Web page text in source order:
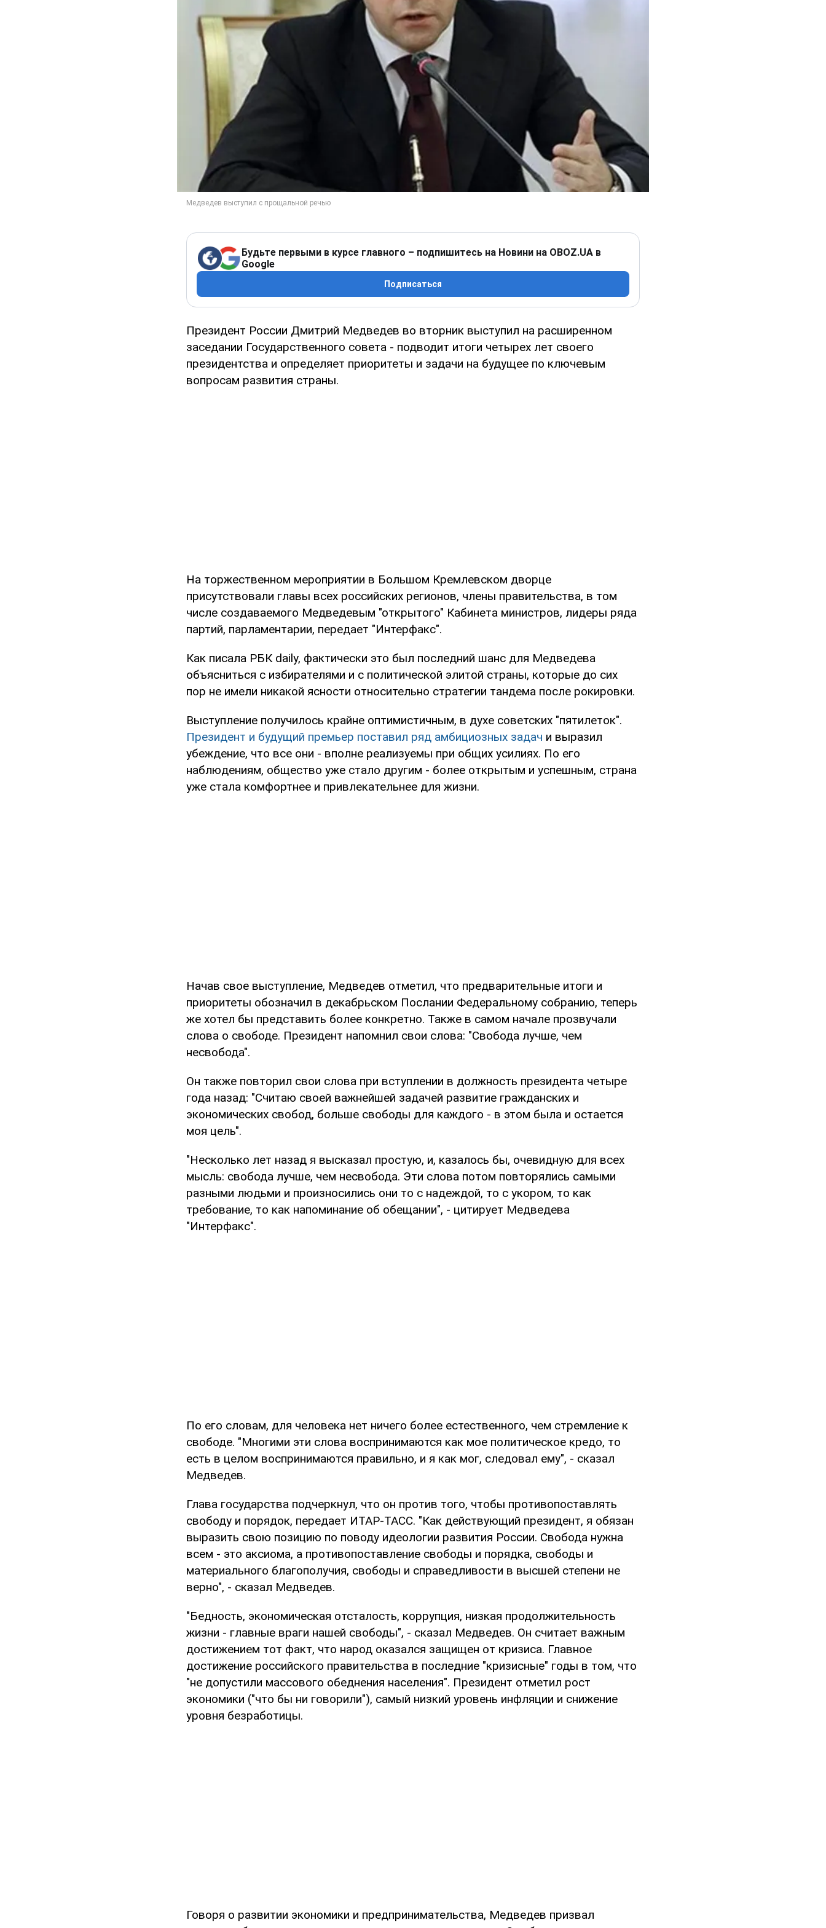
Будьте первыми в курсе главного – подпишитесь на Новини на OBOZ.UA в
Google
Подписаться
Президент России Дмитрий Медведев во вторник выступил на расширенном
заседании Государственного совета - подводит итоги четырех лет своего
президентства и определяет приоритеты и задачи на будущее по ключевым
вопросам развития страны.
На торжественном мероприятии в Большом Кремлевском дворце
присутствовали главы всех российских регионов, члены правительства, в том
числе создаваемого Медведевым "открытого" Кабинета министров, лидеры ряда
партий, парламентарии, передает "Интерфакс".
Как писала РБК daily, фактически это был последний шанс для Медведева
объясниться с избирателями и с политической элитой страны, которые до сих
пор не имели никакой ясности относительно стратегии тандема после рокировки.
Выступление получилось крайне оптимистичным, в духе советских "пятилеток".
Президент и будущий премьер поставил ряд амбициозных задач и выразил
убеждение, что все они - вполне реализуемы при общих усилиях. По его
наблюдениям, общество уже стало другим - более открытым и успешным, страна
уже стала комфортнее и привлекательнее для жизни.
Начав свое выступление, Медведев отметил, что предварительные итоги и
приоритеты обозначил в декабрьском Послании Федеральному собранию, теперь
же хотел бы представить более конкретно. Также в самом начале прозвучали
слова о свободе. Президент напомнил свои слова: "Свобода лучше, чем
несвобода".
Он также повторил свои слова при вступлении в должность президента четыре
года назад: "Считаю своей важнейшей задачей развитие гражданских и
экономических свобод, больше свободы для каждого - в этом была и остается
моя цель".
"Несколько лет назад я высказал простую, и, казалось бы, очевидную для всех
мысль: свобода лучше, чем несвобода. Эти слова потом повторялись самыми
разными людьми и произносились они то с надеждой, то с укором, то как
требование, то как напоминание об обещании", - цитирует Медведева
"Интерфакс".
По его словам, для человека нет ничего более естественного, чем стремление к
свободе. "Многими эти слова воспринимаются как мое политическое кредо, то
есть в целом воспринимаются правильно, и я как мог, следовал ему", - сказал
Медведев.
Глава государства подчеркнул, что он против того, чтобы противопоставлять
свободу и порядок, передает ИТАР-ТАСС. "Как действующий президент, я обязан
выразить свою позицию по поводу идеологии развития России. Свобода нужна
всем - это аксиома, а противопоставление свободы и порядка, свободы и
материального благополучия, свободы и справедливости в высшей степени не
верно", - сказал Медведев.
"Бедность, экономическая отсталость, коррупция, низкая продолжительность
жизни - главные враги нашей свободы", - сказал Медведев. Он считает важным
достижением тот факт, что народ оказался защищен от кризиса. Главное
достижение российского правительства в последние "кризисные" годы в том, что
"не допустили массового обеднения населения". Президент отметил рост
экономики ("что бы ни говорили"), самый низкий уровень инфляции и снижение
уровня безработицы.
Говоря о развитии экономики и предпринимательства, Медведев призвал